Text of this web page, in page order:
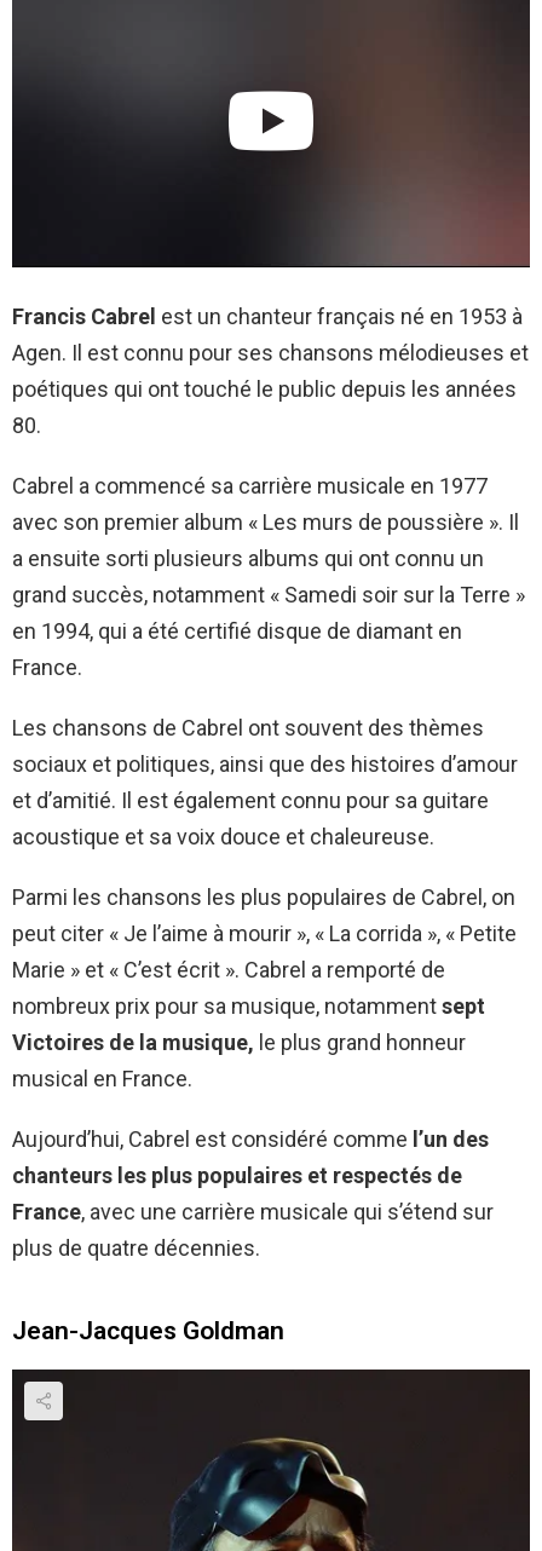
Francis Cabrel est un chanteur français né en 1953 à
Agen. Il est connu pour ses chansons mélodieuses et
poétiques qui ont touché le public depuis les années
80.
Cabrel a commencé sa carrière musicale en 1977
avec son premier album « Les murs de poussière ». Il
a ensuite sorti plusieurs albums qui ont connu un
grand succès, notamment « Samedi soir sur la Terre »
en 1994, qui a été certifié disque de diamant en
France.
Les chansons de Cabrel ont souvent des thèmes
sociaux et politiques, ainsi que des histoires d’amour
et d’amitié. Il est également connu pour sa guitare
acoustique et sa voix douce et chaleureuse.
Parmi les chansons les plus populaires de Cabrel, on
peut citer « Je l’aime à mourir », « La corrida », « Petite
Marie » et « C’est écrit ». Cabrel a remporté de
nombreux prix pour sa musique, notammentsept
Victoires de la musique, le plus grand honneur
musical en France.
Aujourd’hui, Cabrel est considéré comme l’un des
chanteurs les plus populaires et respectés de
France, avec une carrière musicale qui s’étend sur
plus de quatre décennies.
Jean-Jacques Goldman